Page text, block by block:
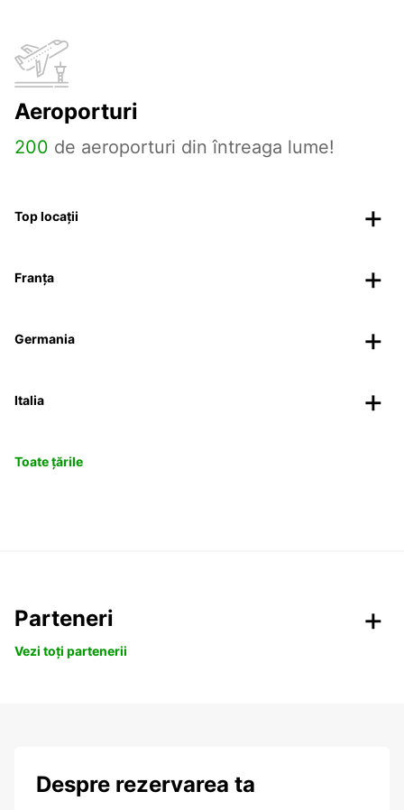
Aeroporturi
200 de aeroporturi din întreaga lume!
Top locații
Franța
Germania
Italia
Toate țările
Parteneri
Vezi toți partenerii
Despre rezervarea ta